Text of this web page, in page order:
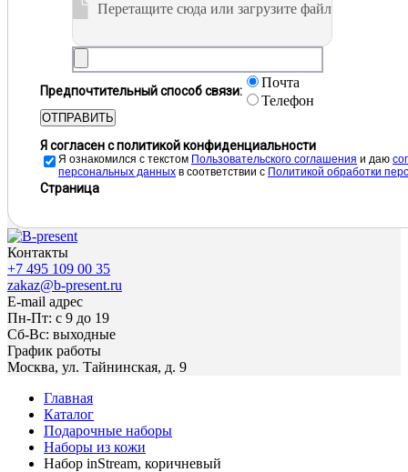
Перетащите сюда или загрузите файл
Предпочтительный способ связи:
Почта
Телефон
ОТПРАВИТЬ
Я согласен с политикой конфиденциальности
Я ознакомился с текстом Пользовательского соглашения и даю
персональных данных в соответствии с Политикой обработки
Страница
Контакты
+7 495 109 00 35
zakaz@b-present.ru
E-mail адрес
Пн-Пт: с 9 до 19
Сб-Вс: выходные
График работы
Москва, ул. Тайнинская, д. 9
Главная
Каталог
Подарочные наборы
Наборы из кожи
Набор inStream, коричневый